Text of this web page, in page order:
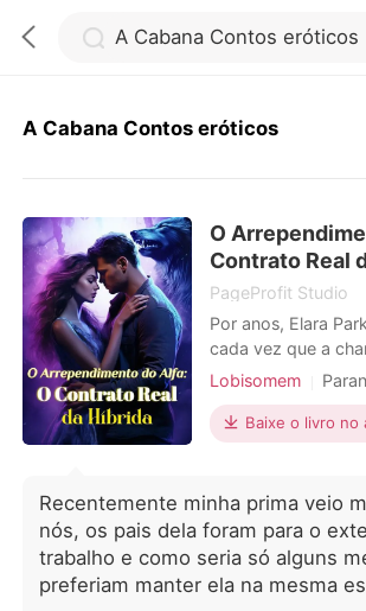
Loja
Histórico
Sair
A Cabana Contos eróticos
O
Contrato Real
PageProfit Studio
Por anos, Elara
cada vez que a
"mestiça" e
vulnerável e
nas promessas
minutos depois de
queria dela. Antes
conseguisse
que a partiu por
estouravam nas
Lobisomem
Amor a primeira
Heroína incrível
Identidade
Baixe o livro no
Recentemente minha prima veio
nós, os pais dela foram para o
trabalho e como seria só alguns
preferiam manter ela na mesma